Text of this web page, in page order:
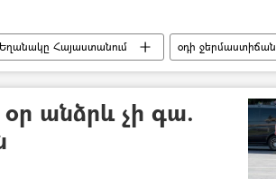
Եղանակը Հայաստանում
օդի ջերմաստիճան
Երևան Մարզ
անձրև չի գա.